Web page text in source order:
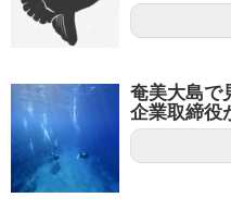
奄美大島
企業取締役